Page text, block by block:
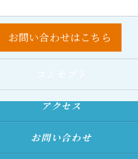
お問い合わせはこちら
アクセス
お問い合わせ